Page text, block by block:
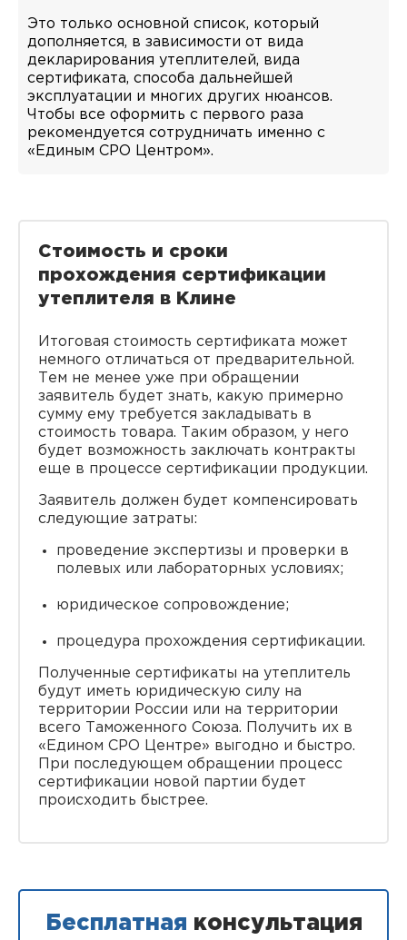
Это только основной список, который
дополняется, в зависимости от вида
декларирования утеплителей, вида
сертификата, способа дальнейшей
эксплуатации и многих других нюансов.
Чтобы все оформить с первого раза
рекомендуется сотрудничать именно с
«Единым СРО Центром».
Стоимость и сроки
прохождения сертификации
утеплителя в Клине
Итоговая стоимость сертификата может
немного отличаться от предварительной.
Тем не менее уже при обращении
заявитель будет знать, какую примерно
сумму ему требуется закладывать в
стоимость товара. Таким образом, у него
будет возможность заключать контракты
еще в процессе сертификации продукции.
Заявитель должен будет компенсировать
следующие затраты:
проведение экспертизы и проверки в
полевых или лабораторных условиях;
юридическое сопровождение;
процедура прохождения сертификации.
Полученные сертификаты на утеплитель
будут иметь юридическую силу на
территории России или на территории
всего Таможенного Союза. Получить их в
«Едином СРО Центре» выгодно и быстро.
При последующем обращении процесс
сертификации новой партии будет
происходить быстрее.
Бесплатная консультация